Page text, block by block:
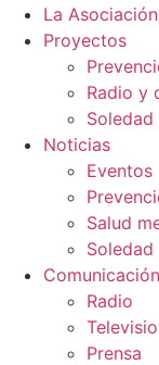
La Asociación
Proyectos
Radio y
Soledad
Noticias
Eventos
Salud
Soledad
Comunicación
Radio
Prensa